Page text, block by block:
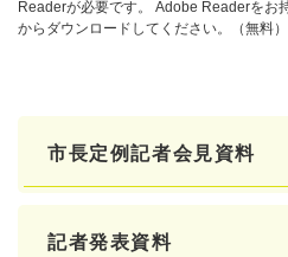
Readerが必要です。
Adobe Readerをお
からダウンロードしてください。（無料）
市長定例記者会見資料
記者発表資料